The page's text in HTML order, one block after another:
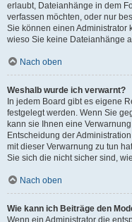
erlaubt, Dateianhänge in dem
verfassen möchten, oder nur
Sie können einen Administrator
wieso Sie keine Dateianhänge
Nach oben
Weshalb wurde ich verwarnt?
In jedem Board gibt es eigene
festgelegt werden. Wenn Sie
kann sie Ihnen eine
Entscheidung der
mit dieser Verwarnung zu tun
Sie sich die nicht sicher sind,
Nach oben
Wie kann ich Beiträge den
Wenn ein Administrator die